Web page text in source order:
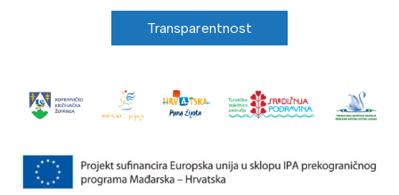
Transparentnost